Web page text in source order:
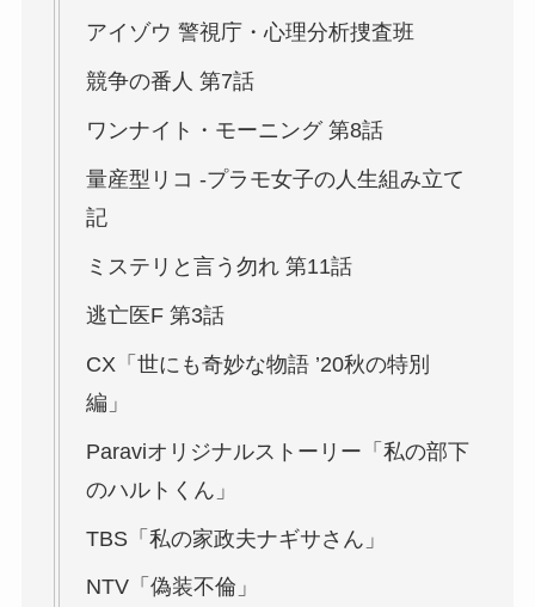
アイゾウ 警視庁・心理分析捜査班
競争の番人 第7話
ワンナイト・モーニング 第8話
量産型リコ -プラモ女子の人生組み立て
記
ミステリと言う勿れ 第11話
逃亡医F 第3話
CX「世にも奇妙な物語 ’20秋の特別
編」
Paraviオリジナルストーリー「私の部下
のハルトくん」
TBS「私の家政夫ナギサさん」
NTV「偽装不倫」